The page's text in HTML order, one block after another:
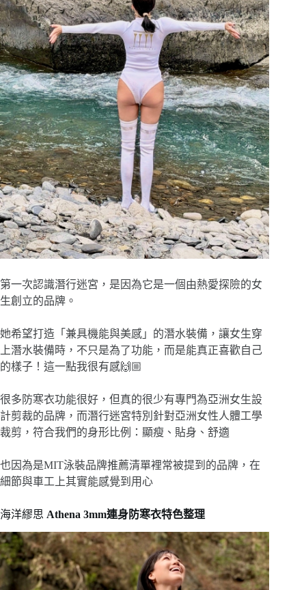
第一次認識潛行迷宮，是因為它是一個由熱愛探險的女
生創立的品牌。
她希望打造「兼具機能與美感」的潛水裝備，讓女生穿
上潛水裝備時，不只是為了功能，而是能真正喜歡自己
的樣子！這一點我很有感🙌🏼
很多防寒衣功能很好，但真的很少有專門為亞洲女生設
計剪裁的品牌，而潛行迷宮特別針對亞洲女性人體工學
裁剪，符合我們的身形比例：顯瘦、貼身、舒適
也因為是MIT泳裝品牌推薦清單裡常被提到的品牌，在
細節與車工上其實能感覺到用心
海洋繆思 Athena 3mm連身防寒衣特色整理